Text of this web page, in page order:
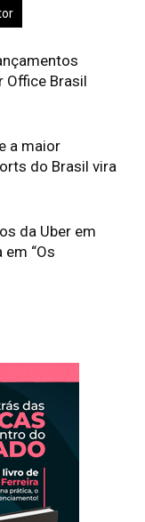
Office Brasil
a maior
do Brasil vira
da Uber em
“Os